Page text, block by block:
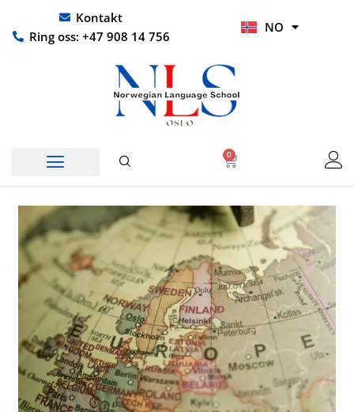
rett
Kontakt
Ring oss: +47 908 14 756
NO
HI
0
Handlekurv